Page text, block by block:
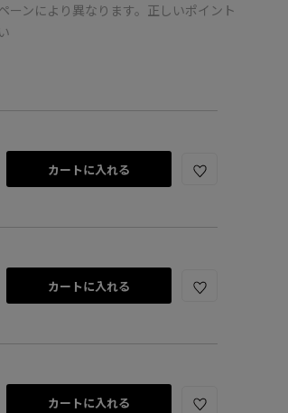
ンにより異なります。正しいポイント
カートに入れる
カートに入れる
カートに入れる